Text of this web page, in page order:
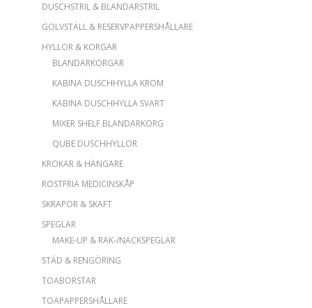
DUSCHSTRIL & BLANDARSTRIL
GOLVSTÄLL & RESERVPAPPERSHÅLLARE
HYLLOR & KORGAR
BLANDARKORGAR
KABINA DUSCHHYLLA KROM
KABINA DUSCHHYLLA SVART
MIXER SHELF BLANDARKORG
QUBE DUSCHHYLLOR
KROKAR & HÄNGARE
ROSTFRIA MEDICINSKÅP
SKRAPOR & SKAFT
SPEGLAR
MAKE-UP & RAK-/NACKSPEGLAR
STÄD & RENGÖRING
TOABORSTAR
TOAPAPPERSHÅLLARE